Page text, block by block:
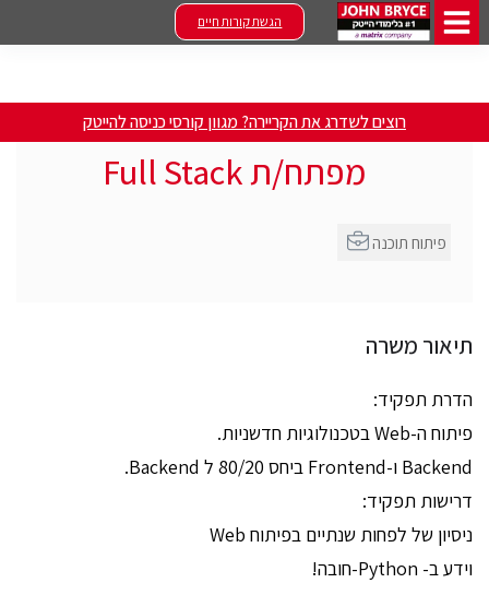
הגשת קורות חיים
רוצים לשדרג את הקריירה? מגוון קורסי כניסה להייטק
מפתח/ת Full Stack
תיאור משרה
הדרת תפקיד:
פיתוח ה-Web בטכנולוגיות חדשניות.
Backend ו-Frontend ביחס 80/20 ל Backend.
דרישות תפקיד:
ניסיון של לפחות שנתיים בפיתוח Web
וידע ב- Python-חובה!